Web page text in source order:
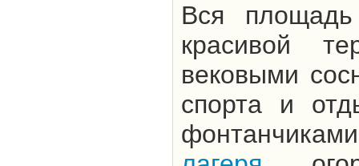
Вся
красивой
вековыми
спорта и